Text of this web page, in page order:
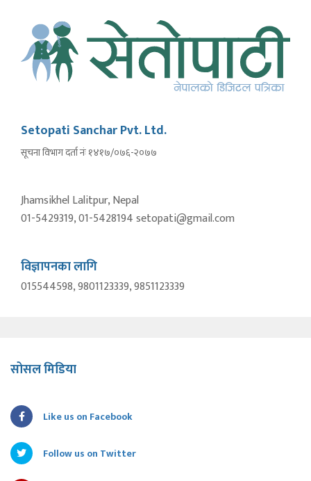
Setopati Sanchar Pvt. Ltd.
सूचना विभाग दर्ता नंः १४१७/०७६-२०७७
Jhamsikhel Lalitpur, Nepal
01-5429319, 01-5428194 setopati@gmail.com
विज्ञापनका लागि
015544598, 9801123339, 9851123339
सोसल मिडिया
Like us on Facebook
Follow us on Twitter